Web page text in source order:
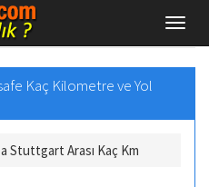
Kaç Kilometre ve Yol
Stuttgart Arası Kaç Km